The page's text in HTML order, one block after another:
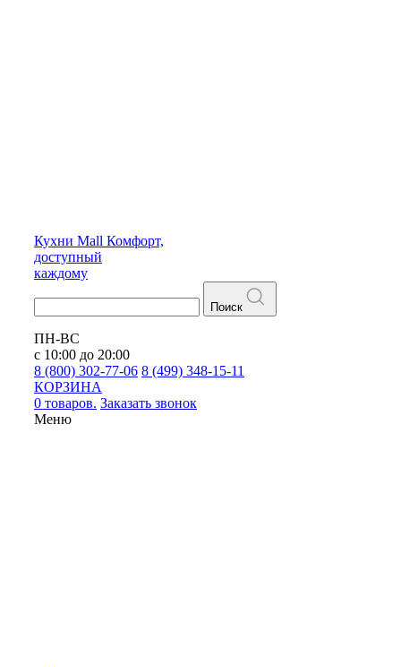
Кухни Mall Комфорт,
доступный
каждому
Поиск
ПН-ВС
с 10:00 до 20:00
8 (800) 302-77-06 8 (499) 348-15-11
КОРЗИНА
0 товаров. Заказать звонок
Меню